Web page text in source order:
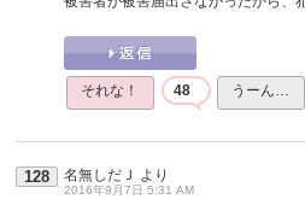
それな！ 48 うーん…
128 名無しだＪ より
2016年9月7日 5:31 AM